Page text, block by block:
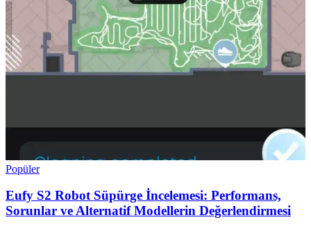
Popüler
Eufy S2 Robot Süpürge İncelemesi: Performans,
Sorunlar ve Alternatif Modellerin Değerlendirmesi